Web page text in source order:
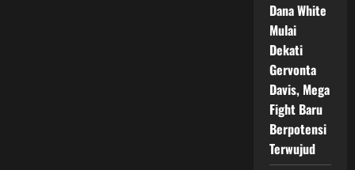
Dana White
Mulai
Dekati
Gervonta
Davis, Mega
Fight Baru
Berpotensi
Terwujud